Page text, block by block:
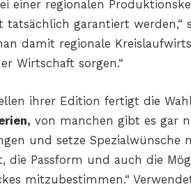
einer regionalen
tatsächlich garantiert werden,“
damit regionale
Wirtschaft sorgen.“
ihrer Edition fertigt die
von manchen gibt es gar
und setze Spezialwünsche
die Passform und auch die
mitzubestimmen.“